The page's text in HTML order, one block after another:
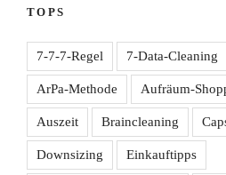
TOPS
7-7-7-Regel 7-Data-Cleaning
ArPa-Methode Aufräum-
Auszeit Braincleaning
Downsizing Einkauftipps